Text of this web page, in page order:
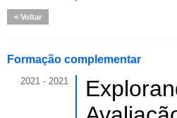
Voltar
Formação complementar
2021 - 2021